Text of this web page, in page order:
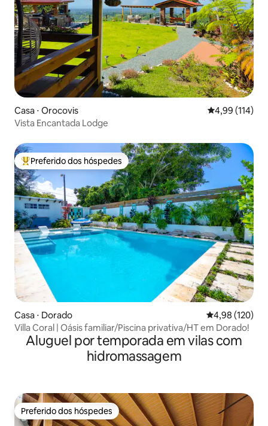
Casa ⋅ Orocovis 4,99 de uma
4,99 (114)
Vista Encantada Lodge
Entre os melhores preferidos dos hóspedes
Preferido dos hóspedes
Casa ⋅ Dorado 4,98 de uma
4,98 (120)
Villa Coral | Oásis familiar/Piscina privativa/HT em Dorado!
Aluguel por temporada em vilas com
hidromassagem
Preferido dos hóspedes
Preferido dos hóspedes